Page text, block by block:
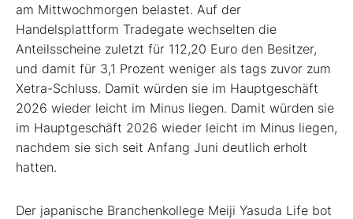
am Mittwochmorgen belastet. Auf der
Handelsplattform Tradegate wechselten die
Anteilsscheine zuletzt für 112,20 Euro den Besitzer,
und damit für 3,1 Prozent weniger als tags zuvor zum
Xetra-Schluss. Damit würden sie im Hauptgeschäft
2026 wieder leicht im Minus liegen. Damit würden sie
im Hauptgeschäft 2026 wieder leicht im Minus liegen,
nachdem sie sich seit Anfang Juni deutlich erholt
hatten.
Der japanische Branchenkollege Meiji Yasuda Life bot